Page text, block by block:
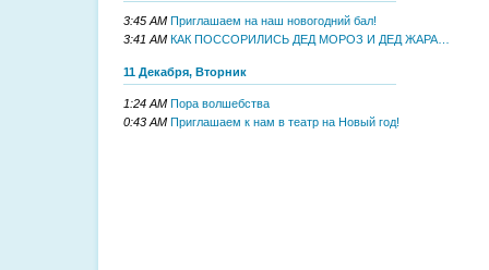
3:45 AM Приглашаем на наш новогодний бал!
3:41 AM КАК ПОССОРИЛИСЬ ДЕД МОРОЗ И ДЕД ЖАРА…
11 Декабря, Вторник
1:24 AM Пора волшебства
0:43 AM Приглашаем к нам в театр на Новый год!